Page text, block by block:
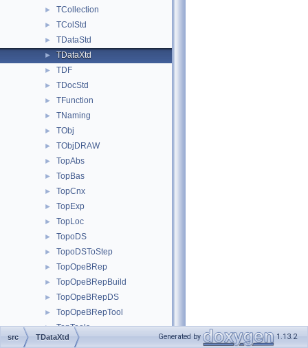
► TCollection
► TColStd
► TDataStd
► TDataXtd
► TDF
► TDocStd
► TFunction
► TNaming
► TObj
► TObjDRAW
► TopAbs
► TopBas
► TopCnx
► TopExp
► TopLoc
► TopoDS
► TopoDSToStep
► TopOpeBRep
► TopOpeBRepBuild
► TopOpeBRepDS
► TopOpeBRepTool
► TopTools
► TopTrans
src TDataXtd Generated by 1.13.2